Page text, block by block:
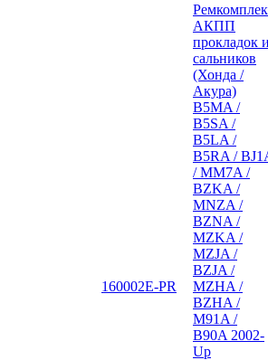
160002E-PR
АКПП
прокладок и
сальников
(Хонда /
Акура)
B5MA /
B5SA /
B5LA /
B5RA /
/ MM7A /
BZKA /
MNZA /
BZNA /
MZKA /
MZJA /
BZJA /
MZHA /
BZHA /
M91A /
B90A 2002-
Up